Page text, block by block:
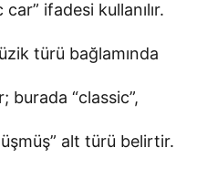
ifadesi kullanılır.
türü bağlamında
burada “classic”,
alt türü belirtir.